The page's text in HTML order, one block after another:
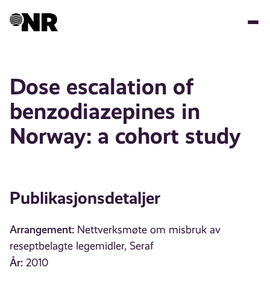
Dose escalation of
benzodiazepines in
Norway: a cohort study
Publikasjonsdetaljer
Arrangement: Nettverksmøte om misbruk av
reseptbelagte legemidler, Seraf
År: 2010